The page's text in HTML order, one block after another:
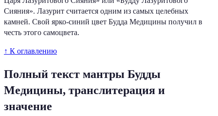
Сияния». Лазурит считается одним из самых целебных
камней. Свой ярко-синий цвет Будда Медицины получил в
честь этого самоцвета.
↑ К оглавлению
Полный текст мантры Будды
Медицины, транслитерация и
значение